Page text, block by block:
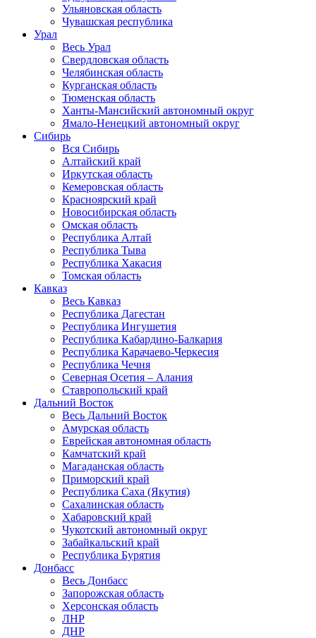
Ульяновская область
Чувашская республика
Урал
Весь Урал
Свердловская область
Челябинская область
Курганская область
Тюменская область
Ханты-Мансийский автономный округ
Ямало-Ненецкий автономный округ
Сибирь
Вся Сибирь
Алтайский край
Иркутская область
Кемеровская область
Красноярский край
Новосибирская область
Омская область
Республика Алтай
Республика Тыва
Республика Хакасия
Томская область
Кавказ
Весь Кавказ
Республика Дагестан
Республика Ингушетия
Республика Кабардино-Балкария
Республика Карачаево-Черкесия
Республика Чечня
Северная Осетия – Алания
Ставропольский край
Дальний Восток
Весь Дальний Восток
Амурская область
Еврейская автономная область
Камчатский край
Магаданская область
Приморский край
Республика Саха (Якутия)
Сахалинская область
Хабаровский край
Чукотский автономный округ
Забайкальский край
Республика Бурятия
Донбасс
Весь Донбасс
Запорожская область
Херсонская область
ЛНР
ДНР